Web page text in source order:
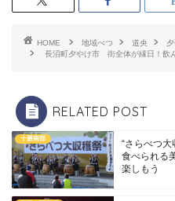
HOME 地域べつ 道央
長沼町夕やけ市 街全体が縁日！飲
RELATED POST
十勝南部
“さらべつ
食べられる
楽しもう